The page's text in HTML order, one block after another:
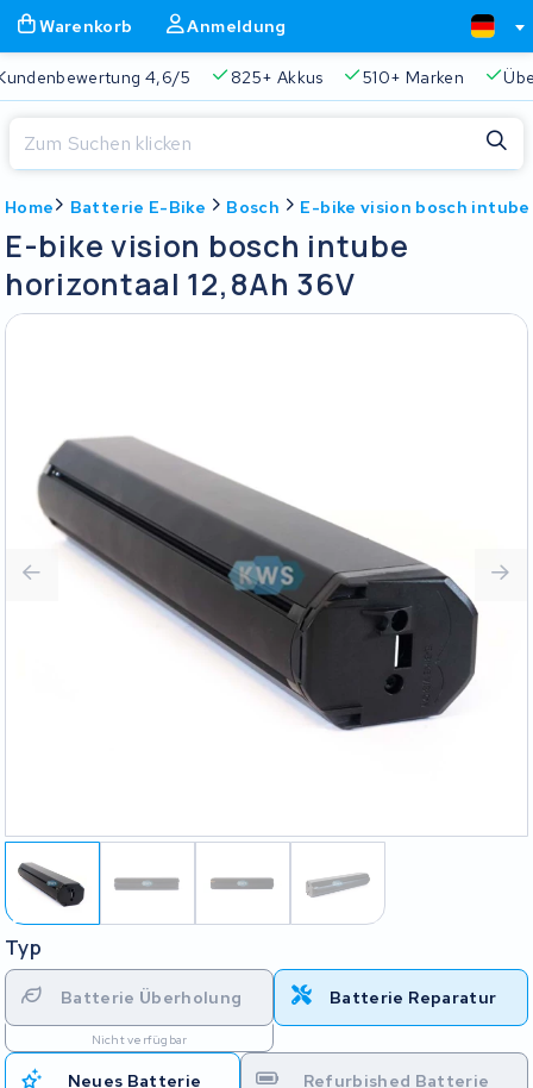
Warenkorb Anmeldung
4,6/5 825+ Akkus 510+ Marken
Home Batterie E-Bike Bosch E-bike vision bosch
E-bike vision bosch intube
horizontaal 12,8Ah 36V
Typ
Batterie Überholung
Nicht verfügbar
Batterie Reparatur
Neues Batterie Refurbished Batterie
Ihr Warenkorb ist leer.
Schließen
Beginnen Sie mit der Eingabe in der Suchleiste, um zu suchen